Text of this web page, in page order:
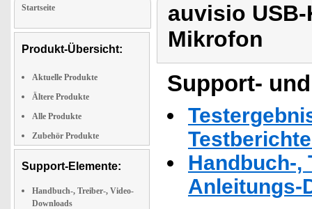
Startseite
Produkt-Übersicht:
Aktuelle Produkte
Ältere Produkte
Alle Produkte
Zubehör Produkte
Support-Elemente:
Handbuch-, Treiber-, Video-
Downloads
auvisio
Mikrofon
Support-
Handbuch-,
Anleitungs-